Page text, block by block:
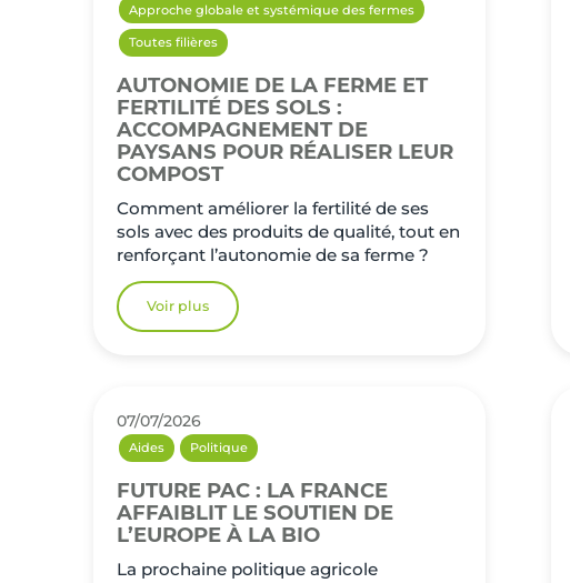
Approche globale et systémique des fermes
Toutes filières
AUTONOMIE DE LA FERME ET
FERTILITÉ DES SOLS :
ACCOMPAGNEMENT DE
PAYSANS POUR RÉALISER LEUR
COMPOST
Comment améliorer la fertilité de ses
sols avec des produits de qualité, tout en
renforçant l’autonomie de sa ferme ?
Voir plus
07/07/2026
Aides Politique
FUTURE PAC : LA FRANCE
AFFAIBLIT LE SOUTIEN DE
L’EUROPE À LA BIO
La prochaine politique agricole